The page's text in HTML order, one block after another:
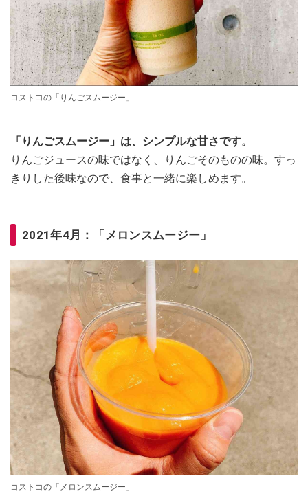
コストコの「りんごスムージー」
「りんごスムージー」は、シンプルな甘さです。
りんごジュースの味ではなく、りんごそのものの味。すっ
きりした後味なので、食事と一緒に楽しめます。
2021年4月：「メロンスムージー」
コストコの「メロンスムージー」